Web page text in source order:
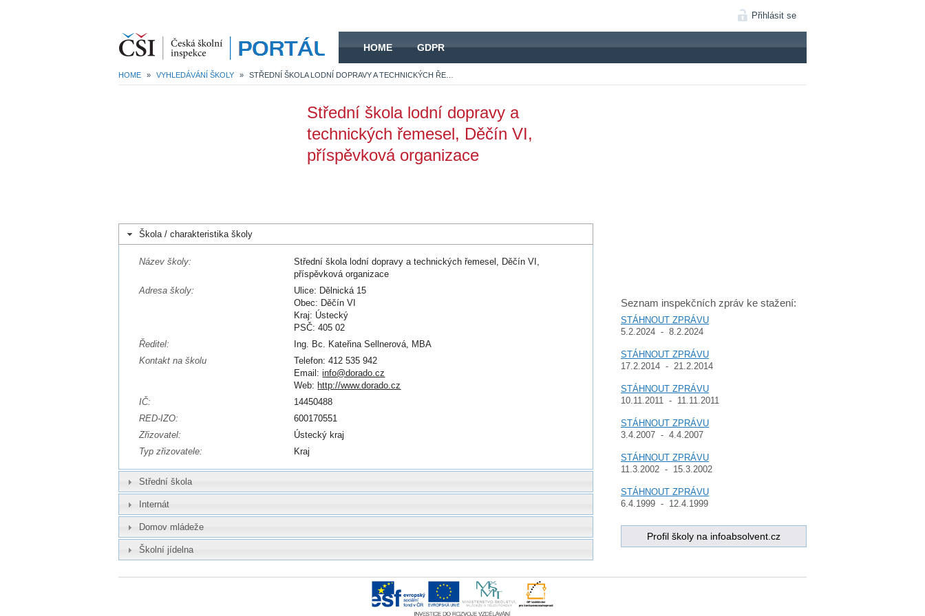
Přihlásit se
HOME GDPR
HOME » VYHLEDÁVÁNÍ ŠKOLY »
Seznam inspekčních zpráv ke stažení:
STÁHNOUT ZPRÁVU
5.2.2024 - 8.2.2024
STÁHNOUT ZPRÁVU
17.2.2014 - 21.2.2014
STÁHNOUT ZPRÁVU
10.11.2011 - 11.11.2011
STÁHNOUT ZPRÁVU
3.4.2007 - 4.4.2007
STÁHNOUT ZPRÁVU
11.3.2002 - 15.3.2002
STÁHNOUT ZPRÁVU
6.4.1999 - 12.4.1999
Profil školy na infoabsolvent.cz
Střední škola lodní dopravy a
technických řemesel, Děčín VI,
příspěvková organizace
Škola / charakteristika školy
Název školy:
Střední škola lodní dopravy a technických řemesel, Děčín VI,
příspěvková organizace
Adresa školy:
Ulice: Dělnická 15
Obec: Děčín VI
Kraj: Ústecký
PSČ: 405 02
Ředitel:
Ing. Bc. Kateřina Sellnerová, MBA
Kontakt na školu
Telefon: 412 535 942
Email:info@dorado.cz
Web: http://www.dorado.cz
IČ:
14450488
RED-IZO:
600170551
Zřizovatel:
Ústecký kraj
Typ zřizovatele:
Kraj
Střední škola
Internát
Domov mládeže
Školní jídelna